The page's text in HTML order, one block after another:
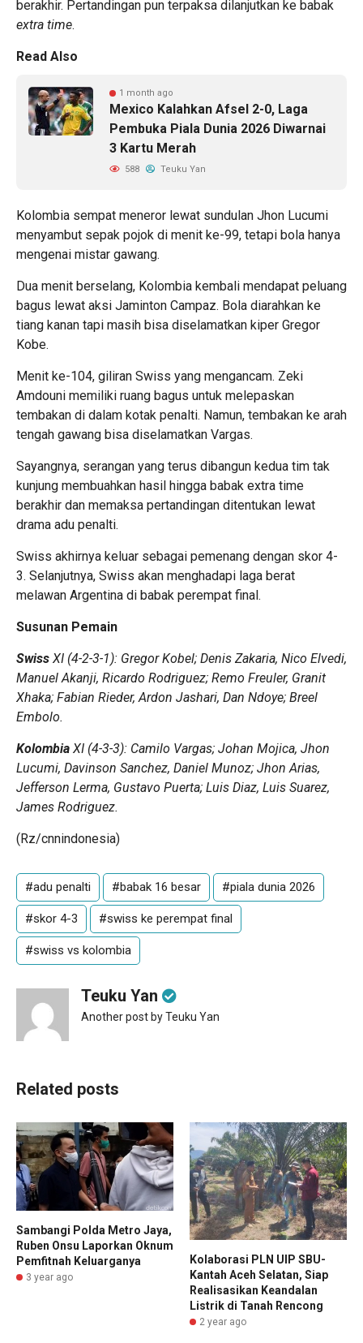
berakhir. Pertandingan pun terpaksa dilanjutkan ke babak
extra time.
Read Also
1 month ago
Mexico Kalahkan Afsel 2-0, Laga
Pembuka Piala Dunia 2026 Diwarnai
3 Kartu Merah
588 Teuku Yan
Kolombia sempat meneror lewat sundulan Jhon Lucumi
menyambut sepak pojok di menit ke-99, tetapi bola hanya
mengenai mistar gawang.
Dua menit berselang, Kolombia kembali mendapat peluang
bagus lewat aksi Jaminton Campaz. Bola diarahkan ke
tiang kanan tapi masih bisa diselamatkan kiper Gregor
Kobe.
Menit ke-104, giliran Swiss yang mengancam. Zeki
Amdouni memiliki ruang bagus untuk melepaskan
tembakan di dalam kotak penalti. Namun, tembakan ke arah
tengah gawang bisa diselamatkan Vargas.
Sayangnya, serangan yang terus dibangun kedua tim tak
kunjung membuahkan hasil hingga babak extra time
berakhir dan memaksa pertandingan ditentukan lewat
drama adu penalti.
Swiss akhirnya keluar sebagai pemenang dengan skor 4-
3. Selanjutnya, Swiss akan menghadapi laga berat
melawan Argentina di babak perempat final.
Susunan Pemain
Swiss XI (4-2-3-1): Gregor Kobel; Denis Zakaria, Nico Elvedi,
Manuel Akanji, Ricardo Rodriguez; Remo Freuler, Granit
Xhaka; Fabian Rieder, Ardon Jashari, Dan Ndoye; Breel
Embolo.
Kolombia XI (4-3-3): Camilo Vargas; Johan Mojica, Jhon
Lucumi, Davinson Sanchez, Daniel Munoz; Jhon Arias,
Jefferson Lerma, Gustavo Puerta; Luis Diaz, Luis Suarez,
James Rodriguez.
(Rz/cnnindonesia)
#adu penalti #babak 16 besar #piala dunia 2026
#skor 4-3 #swiss ke perempat final
#swiss vs kolombia
Teuku Yan
Another post by Teuku Yan
Related posts
Sambangi Polda Metro Jaya,
Ruben Onsu Laporkan Oknum
Pemfitnah Keluarganya
3 year ago
Kolaborasi PLN UIP SBU-
Kantah Aceh Selatan, Siap
Realisasikan Keandalan
Listrik di Tanah Rencong
2 year ago